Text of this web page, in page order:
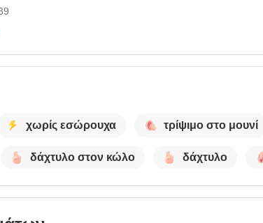
χωρίς εσώρουχα τρίψιμο στο μουνί
δάχτυλο στον κώλο δάχτυλο